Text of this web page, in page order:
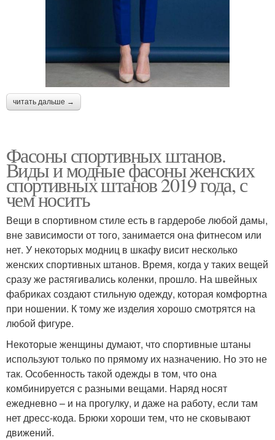
читать дальше →
Фасоны спортивных штанов.
Виды и модные фасоны женских
спортивных штанов 2019 года, с
чем носить
Вещи в спортивном стиле есть в гардеробе любой дамы,
вне зависимости от того, занимается она фитнесом или
нет. У некоторых модниц в шкафу висит несколько
женских спортивных штанов. Время, когда у таких вещей
сразу же растягивались коленки, прошло. На швейных
фабриках создают стильную одежду, которая комфортна
при ношении. К тому же изделия хорошо смотрятся на
любой фигуре.
Некоторые женщины думают, что спортивные штаны
используют только по прямому их назначению. Но это не
так. Особенность такой одежды в том, что она
комбинируется с разными вещами. Наряд носят
ежедневно – и на прогулку, и даже на работу, если там
нет дресс-кода. Брюки хороши тем, что не сковывают
движений.